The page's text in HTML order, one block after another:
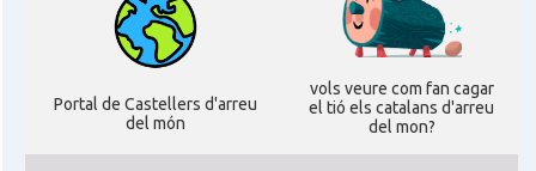
CAMON Catalans a Portsmouth
CAMON Catalans a READING
Portal de Castellers d'arreu
del món
vols veure com fan cagar
el tió els catalans d'arreu
del mon?